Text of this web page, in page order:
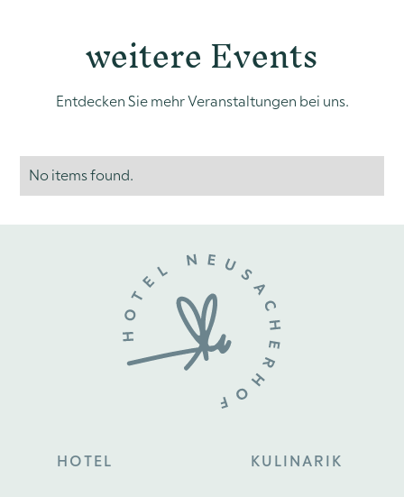
weitere Events
Entdecken Sie mehr Veranstaltungen bei uns.
No items found.
HOTEL KULINARIK